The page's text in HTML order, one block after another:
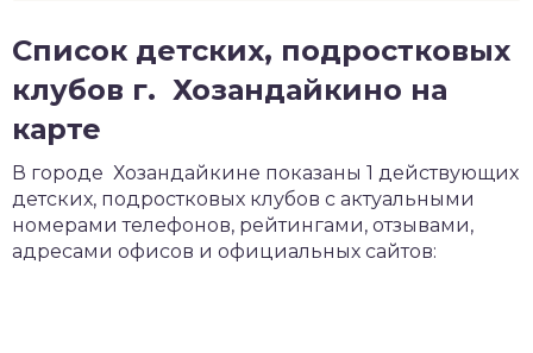
Список детских, подростковых
клубов г. Хозандайкино на
карте
В городе Хозандайкине показаны 1 действующих
детских, подростковых клубов с актуальными
номерами телефонов, рейтингами, отзывами,
адресами офисов и официальных сайтов: